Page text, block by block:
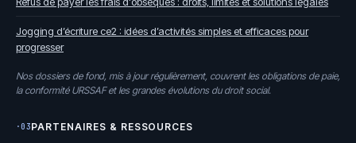
Jogging d’écriture ce2 : idées d’activités simples et efficaces pour
progresser
Nos dossiers de fond, mis à jour régulièrement, couvrent les obligations de paie,
la conformité URSSAF et les grandes évolutions du droit social.
·03PARTENAIRES & RESSOURCES